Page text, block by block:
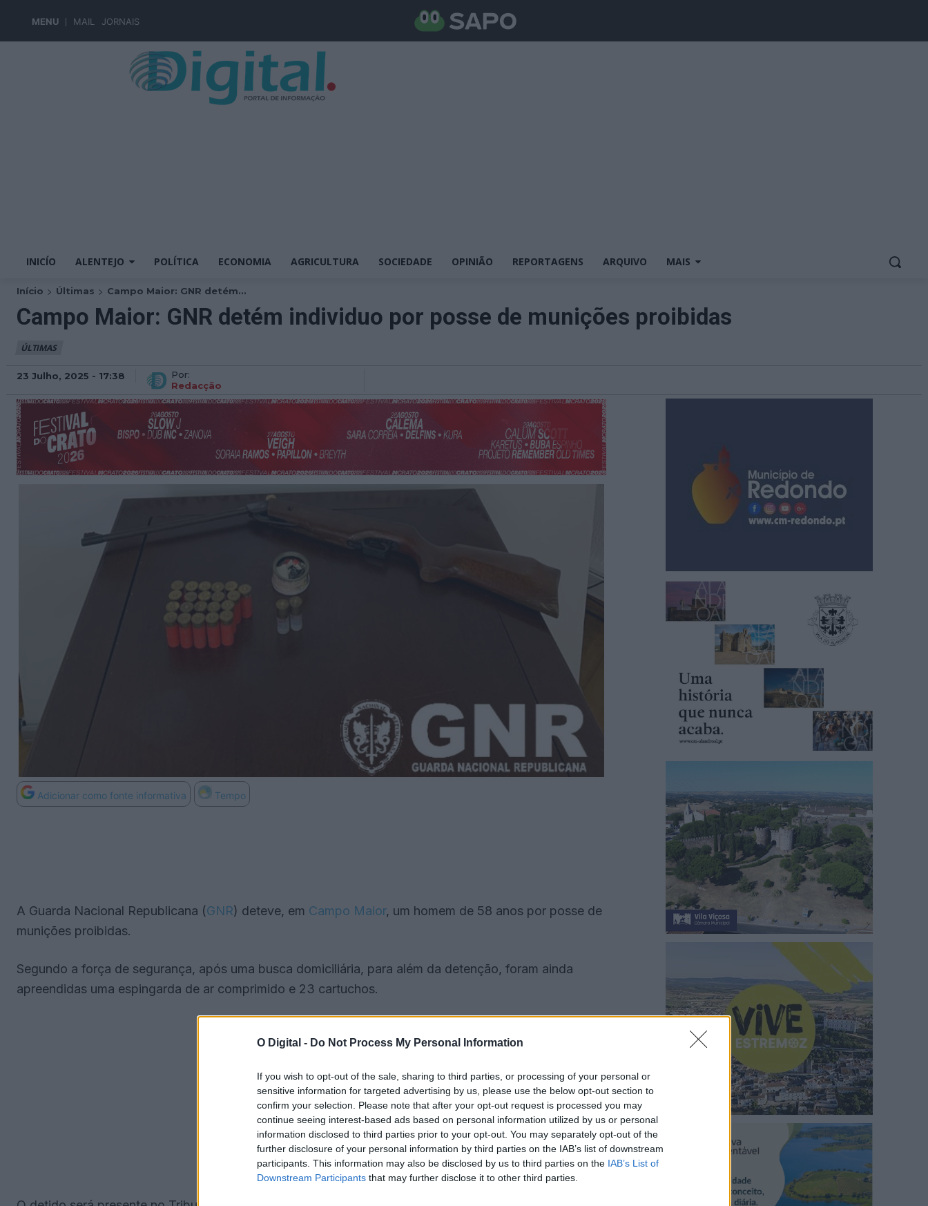
O Digital - Do Not Process My Personal Information
If you wish to opt-out of the sale, sharing to third parties, or processing of your personal or
sensitive information for targeted advertising by us, please use the below opt-out section to
confirm your selection. Please note that after your opt-out request is processed you may
continue seeing interest-based ads based on personal information utilized by us or personal
information disclosed to third parties prior to your opt-out. You may separately opt-out of the
further disclosure of your personal information by third parties on the IAB’s list of downstream
participants. This information may also be disclosed by us to third parties on the IAB’s List of
Downstream Participants that may further disclose it to other third parties.
MENU MAIL JORNAIS
INICÍO ALENTEJO POLÍTICA ECONOMIA AGRICULTURA SOCIEDADE OPINIÃO REPORTAGENS ARQUIVO MAIS
Início Últimas Campo Maior: GNR detém...
Campo Maior: GNR detém individuo por posse de munições proibidas
ÚLTIMAS
23 Julho, 2025 - 17:38
Por:
Redacção
Adicionar como fonte informativa Tempo
A Guarda Nacional Republicana (GNR) deteve, em Campo Maior, um homem de 58 anos por posse de
munições proibidas.
Segundo a força de segurança, após uma busca domiciliária, para além da detenção, foram ainda
apreendidas uma espingarda de ar comprimido e 23 cartuchos.